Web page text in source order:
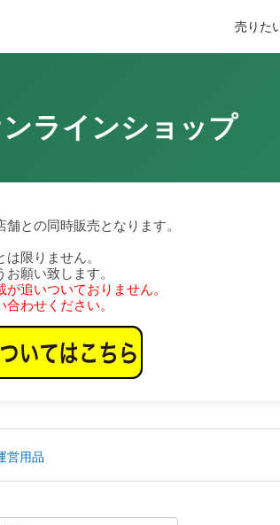
売りた
ラインショップ
との同時販売となります。
限りません。
願い致します。
追いついておりません。
わせください。
営用品